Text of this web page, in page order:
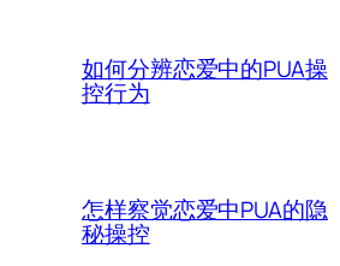
如何分辨恋爱中的PUA操
控行为
怎样察觉恋爱中PUA的隐
秘操控